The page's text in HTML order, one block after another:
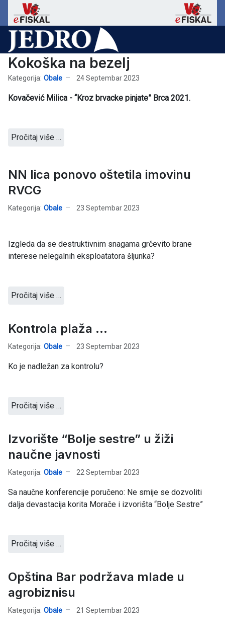
Kokoška na bezelj
Kategorija: Obale 24 Septembar 2023
Kovačević Milica - “Kroz brvacke pinjate” Brca 2021.
Pročitaj više …
NN lica ponovo oštetila imovinu
RVCG
Kategorija: Obale 23 Septembar 2023
Izgleda da se destruktivnim snagama grčevito brane
interese nelegalnih eksploatatora šljunka?
Pročitaj više …
Kontrola plaža ...
Kategorija: Obale 23 Septembar 2023
Ko je nadležan za kontrolu?
Pročitaj više …
Izvorište “Bolje sestre” u žiži
naučne javnosti
Kategorija: Obale 22 Septembar 2023
Sa naučne konferencije poručeno: Ne smije se dozvoliti
dalja devastacija korita Morače i izvorišta “Bolje Sestre”
Pročitaj više …
Opština Bar podržava mlade u
agrobiznisu
Kategorija: Obale 21 Septembar 2023